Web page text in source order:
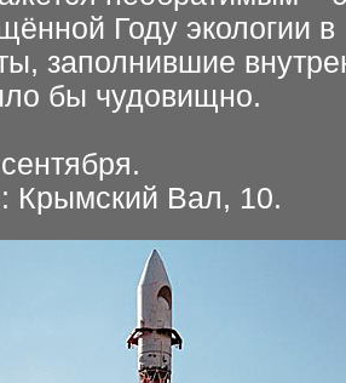
Году экологии
заполнившие
бы чудовищно.
Крымский Вал, 10.